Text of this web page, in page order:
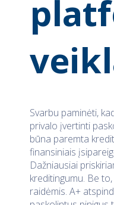
Svarbu paminėti,
privalo įvertinti
būna paremta
finansiniais
Dažniausiai
kreditingumu. Be
raidėmis. A+